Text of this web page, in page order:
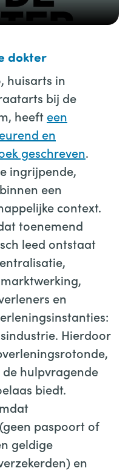
dokter
huisarts in
bij de
heeft een
en
geschreven.
ingrijpende,
een
context.
toenemend
leed ontstaat
en
Hierdoor
de hulpvragende
biedt.
paspoort of
geldige
en